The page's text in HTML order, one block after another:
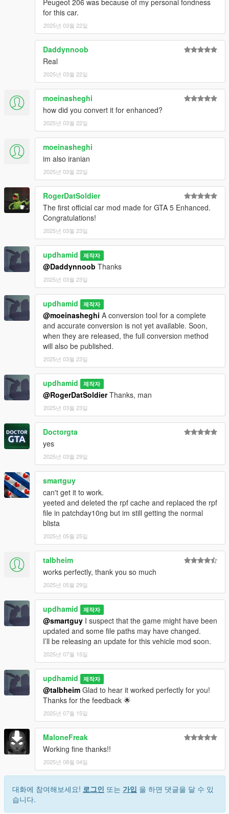
Peugeot 206 was because of my personal fondness
for this car.
2025년 03월 22일
Daddynnoob
Real
2025년 03월 22일
moeinasheghi
how did you convert it for enhanced?
2025년 03월 22일
moeinasheghi
im also iranian
2025년 03월 22일
RogerDatSoldier
The first official car mod made for GTA 5 Enhanced.
Congratulations!
2025년 03월 23일
updhamid 제작자
@Daddynnoob Thanks
2025년 03월 23일
updhamid 제작자
@moeinasheghi A conversion tool for a complete
and accurate conversion is not yet available. Soon,
when they are released, the full conversion method
will also be published.
2025년 03월 23일
updhamid 제작자
@RogerDatSoldierThanks, man
2025년 03월 23일
Doctorgta
yes
2025년 03월 29일
smartguy
can't get it to work.
yeeted and deleted the rpf cache and replaced the rpf
file in patchday10ng but im still getting the normal
blista
2025년 05월 25일
talbheim
works perfectly, thank you so much
2025년 05월 29일
updhamid 제작자
@smartguy I suspect that the game might have been
updated and some file paths may have changed.
I’ll be releasing an update for this vehicle mod soon.
2025년 07월 15일
updhamid 제작자
@talbheim Glad to hear it worked perfectly for you!
Thanks for the feedback 🌟
2025년 07월 15일
MaloneFreak
Working fine thanks!!
2025년 08월 04일
대화에 참여해보세요! 로그인 또는 가입 을 하면 댓글을 달 수 있
습니다.